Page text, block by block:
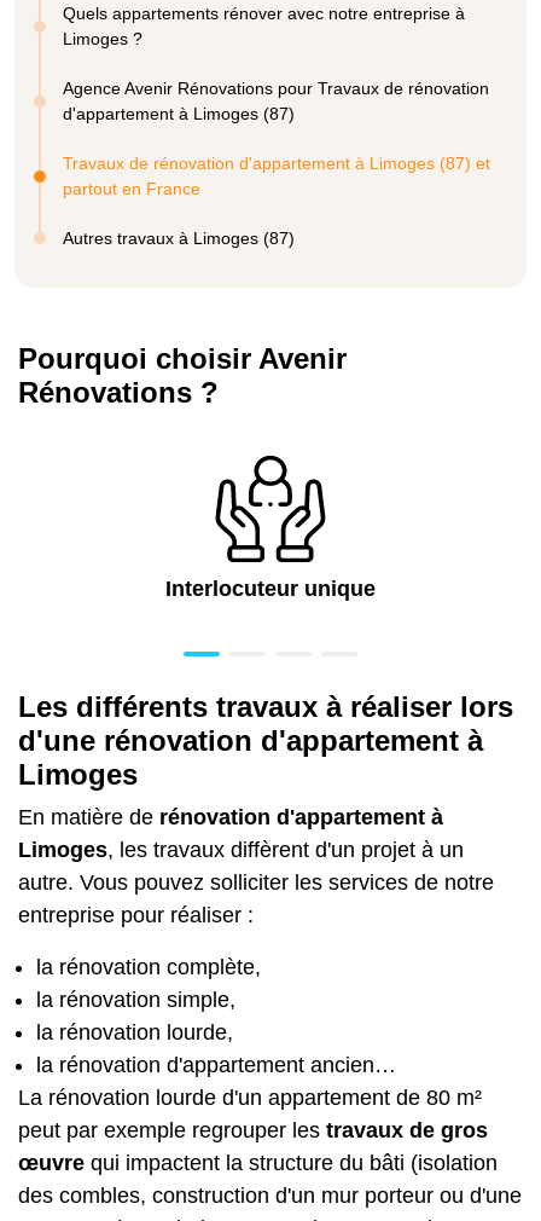
Quels appartements rénover avec notre entreprise à
Limoges ?
Agence Avenir Rénovations pour Travaux de rénovation
d'appartement à Limoges (87)
Travaux de rénovation d'appartement à Limoges (87) et
partout en France
Autres travaux à Limoges (87)
Pourquoi choisir Avenir
Rénovations ?
Interlocuteur unique
Les différents travaux à réaliser lors
d'une rénovation d'appartement à
Limoges
En matière de rénovation d'appartement à
Limoges, les travaux diffèrent d'un projet à un
autre. Vous pouvez solliciter les services de notre
entreprise pour réaliser :
la rénovation complète,
la rénovation simple,
la rénovation lourde,
la rénovation d'appartement ancien…
La rénovation lourde d'un appartement de 80 m²
peut par exemple regrouper les travaux de gros
œuvre qui impactent la structure du bâti (isolation
des combles, construction d'un mur porteur ou d'une